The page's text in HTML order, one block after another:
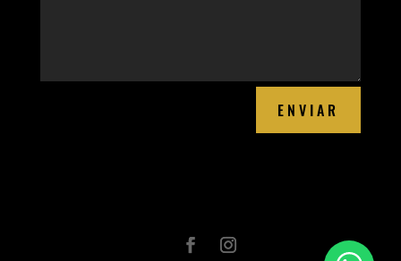
ENVIAR